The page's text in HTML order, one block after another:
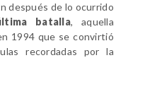
después de lo ocurrido
batalla, aquella
1994 que se convirtió
recordadas por la